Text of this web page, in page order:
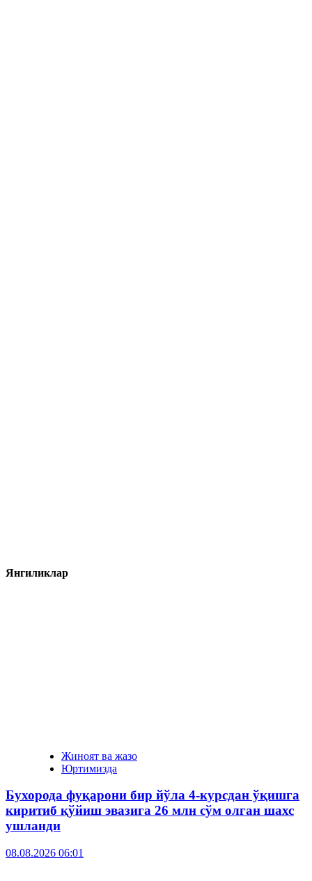
Янгиликлар
Жиноят ва жазо
Юртимизда
Бухорода фуқарони бир йўла 4-курсдан ўқишга
киритиб қўйиш эвазига 26 млн сўм олган шахс
ушланди
08.08.2026 06:01